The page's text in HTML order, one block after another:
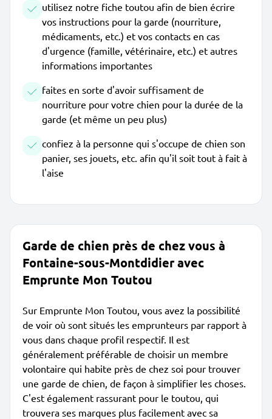
utilisez notre fiche toutou afin de bien écrire
vos instructions pour la garde (nourriture,
médicaments, etc.) et vos contacts en cas
d'urgence (famille, vétérinaire, etc.) et autres
informations importantes
faites en sorte d'avoir suffisament de
nourriture pour votre chien pour la durée de la
garde (et même un peu plus)
confiez à la personne qui s'occupe de chien son
panier, ses jouets, etc. afin qu'il soit tout à fait à
l'aise
Garde de chien près de chez vous à
Fontaine-sous-Montdidier avec
Emprunte Mon Toutou
Sur Emprunte Mon Toutou, vous avez la possibilité
de voir où sont situés les emprunteurs par rapport à
vous dans chaque profil respectif. Il est
généralement préférable de choisir un membre
volontaire qui habite près de chez soi pour trouver
une garde de chien, de façon à simplifier les choses.
C'est également rassurant pour le toutou, qui
trouvera ses marques plus facilement avec sa